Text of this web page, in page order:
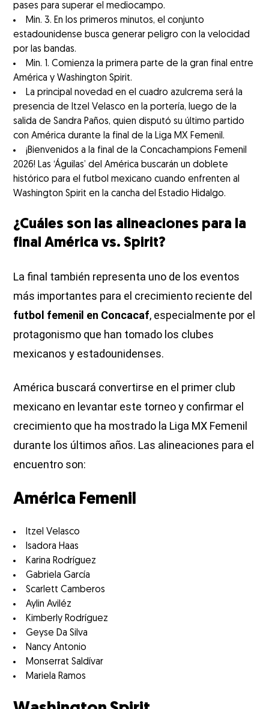
pases para superar el mediocampo.
Min. 3. En los primeros minutos, el conjunto
estadounidense busca generar peligro con la velocidad
por las bandas.
Min. 1. Comienza la primera parte de la gran final entre
América y Washington Spirit.
La principal novedad en el cuadro azulcrema será la
presencia de Itzel Velasco en la portería, luego de la
salida de Sandra Paños, quien disputó su último partido
con América durante la final de la Liga MX Femenil.
¡Bienvenidos a la final de la Concachampions Femenil
2026! Las ‘Águilas’ del América buscarán un doblete
histórico para el futbol mexicano cuando enfrenten al
Washington Spirit en la cancha del Estadio Hidalgo.
¿Cuáles son las alineaciones para la
final América vs. Spirit?
La final también representa uno de los eventos
más importantes para el crecimiento reciente del
futbol femenil en Concacaf, especialmente por el
protagonismo que han tomado los clubes
mexicanos y estadounidenses.
América buscará convertirse en el primer club
mexicano en levantar este torneo y confirmar el
crecimiento que ha mostrado la Liga MX Femenil
durante los últimos años. Las alineaciones para el
encuentro son:
América Femenil
Itzel Velasco
Isadora Haas
Karina Rodríguez
Gabriela García
Scarlett Camberos
Aylin Aviléz
Kimberly Rodríguez
Geyse Da Silva
Nancy Antonio
Monserrat Saldívar
Mariela Ramos